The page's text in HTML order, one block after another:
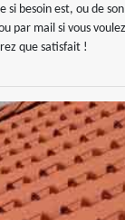
besoin est, ou de
par mail si vous
que satisfait !